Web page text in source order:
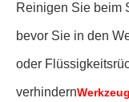
Reinigen Sie beim
bevor Sie in den
oder
verhindern